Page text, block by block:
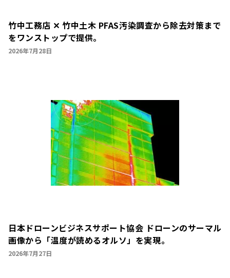
竹中工務店 ✕ 竹中土木 PFAS汚染調査から除去対策まで
をワンストップで提供。
2026年7月28日
日本ドローンビジネスサポート協会 ドローンのサーマル
画像から「温度が読めるオルソ」を実現。
2026年7月27日